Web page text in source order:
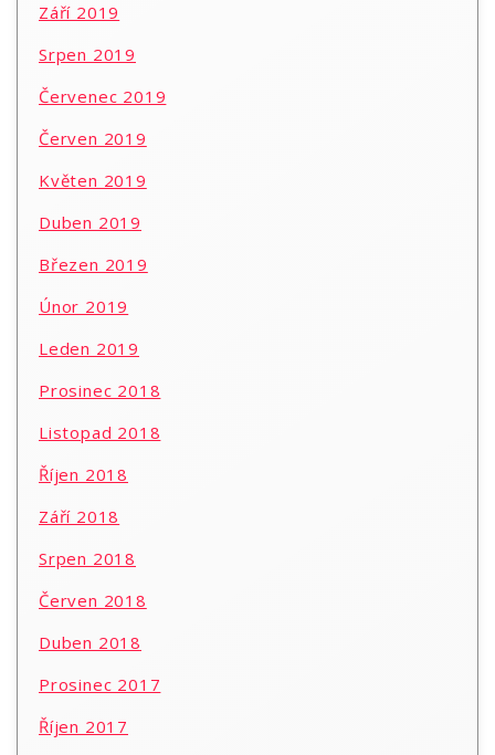
Září 2019
Srpen 2019
Červenec 2019
Červen 2019
Květen 2019
Duben 2019
Březen 2019
Únor 2019
Leden 2019
Prosinec 2018
Listopad 2018
Říjen 2018
Září 2018
Srpen 2018
Červen 2018
Duben 2018
Prosinec 2017
Říjen 2017